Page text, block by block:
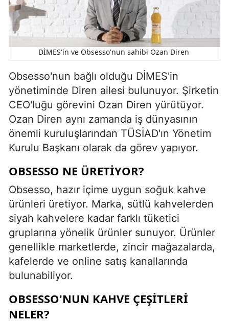
DİMES'in ve Obsesso'nun sahibi Ozan Diren
Obsesso'nun bağlı olduğu DİMES'in
yönetiminde Diren ailesi bulunuyor. Şirketin
CEO'luğu görevini Ozan Diren yürütüyor.
Ozan Diren aynı zamanda iş dünyasının
önemli kuruluşlarından TÜSİAD'ın Yönetim
Kurulu Başkanı olarak da görev yapıyor.
OBSESSO NE ÜRETIYOR?
Obsesso, hazır içime uygun soğuk kahve
ürünleri üretiyor. Marka, sütlü kahvelerden
siyah kahvelere kadar farklı tüketici
gruplarına yönelik ürünler sunuyor. Ürünler
genellikle marketlerde, zincir mağazalarda,
kafelerde ve online satış kanallarında
bulunabiliyor.
OBSESSO'NUN KAHVE ÇEŞITLERI
NELER?